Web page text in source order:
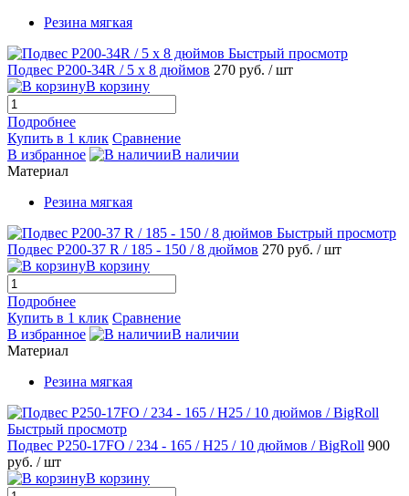
Резина мягкая
Быстрый просмотр
Подвес P200-34R / 5 х 8 дюймов 270 руб. / шт
В корзину
Подробнее
Купить в 1 клик Сравнение
В избранное
В наличии
Материал
Резина мягкая
Быстрый просмотр
Подвес P200-37 R / 185 - 150 / 8 дюймов 270 руб. / шт
В корзину
Подробнее
Купить в 1 клик Сравнение
В избранное
В наличии
Материал
Резина мягкая
Быстрый просмотр
Подвес P250-17FO / 234 - 165 / H25 / 10 дюймов / BigRoll 900
руб. / шт
В корзину